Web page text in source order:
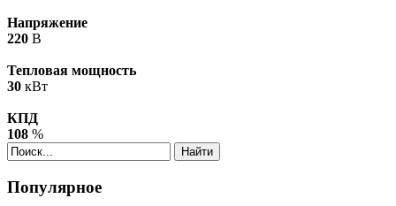
Напряжение
220 В
Тепловая мощность
30 кВт
КПД
108 %
Найти
Популярное